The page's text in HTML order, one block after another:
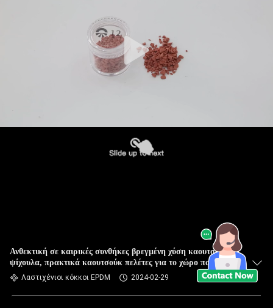
Ανθεκτική σε καιρικές συνθήκες βρεγμένη χύση καουτσούκ
ψίχουλα, πρακτικά καουτσούκ πελέτες για το χώρο παιχνιδιού
Λαστιχένιοι κόκκοι EPDM 2024-02-29